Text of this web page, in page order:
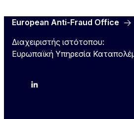
European Anti-Fraud Office
Διαχειριστής ιστότοπου:
Ευρωπαϊκή Υπηρεσία
LinkedIn